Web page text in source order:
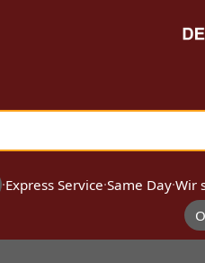
·Express Service·Same Day·Wir